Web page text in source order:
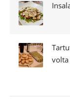
volta